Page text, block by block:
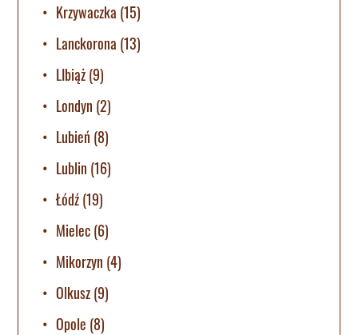
Krzywaczka (15)
Lanckorona (13)
LIbiąż(9)
Londyn (2)
Lubień (8)
Lublin (16)
Łódź(19)
Mielec(6)
Mikorzyn (4)
Olkusz(9)
Opole (8)